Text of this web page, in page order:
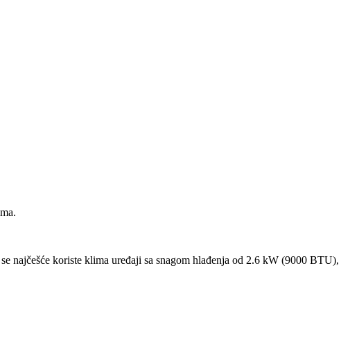
koriste klima uređaji sa snagom hlađenja od 2.6 kW (9000 BTU),